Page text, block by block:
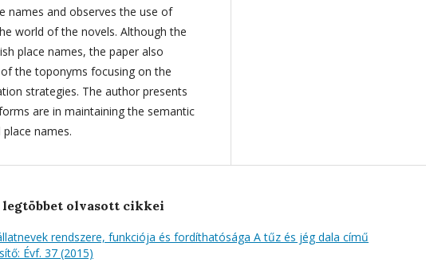
names and observes the use of
world of the novels. Although the
place names, the paper also
the toponyms focusing on the
strategies. The author presents
are in maintaining the semantic
names.
legtöbbet olvasott cikkei
rendszere, funkciója és fordíthatósága A tűz és jég dala című
Évf. 37 (2015)